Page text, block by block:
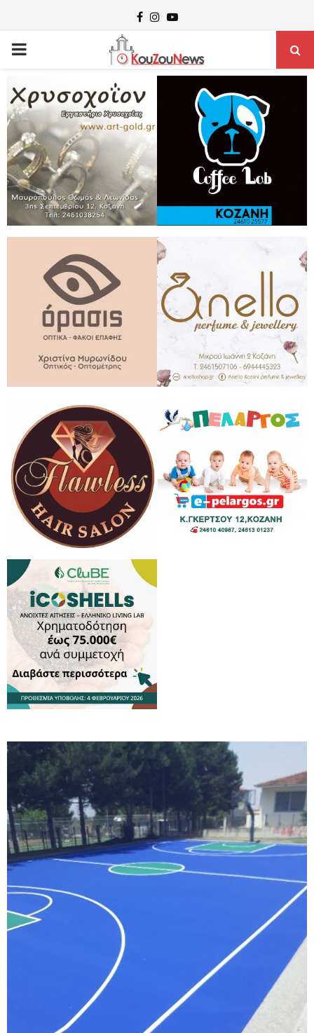
Facebook
Instagram
Youtube
PRIMARY
MENU